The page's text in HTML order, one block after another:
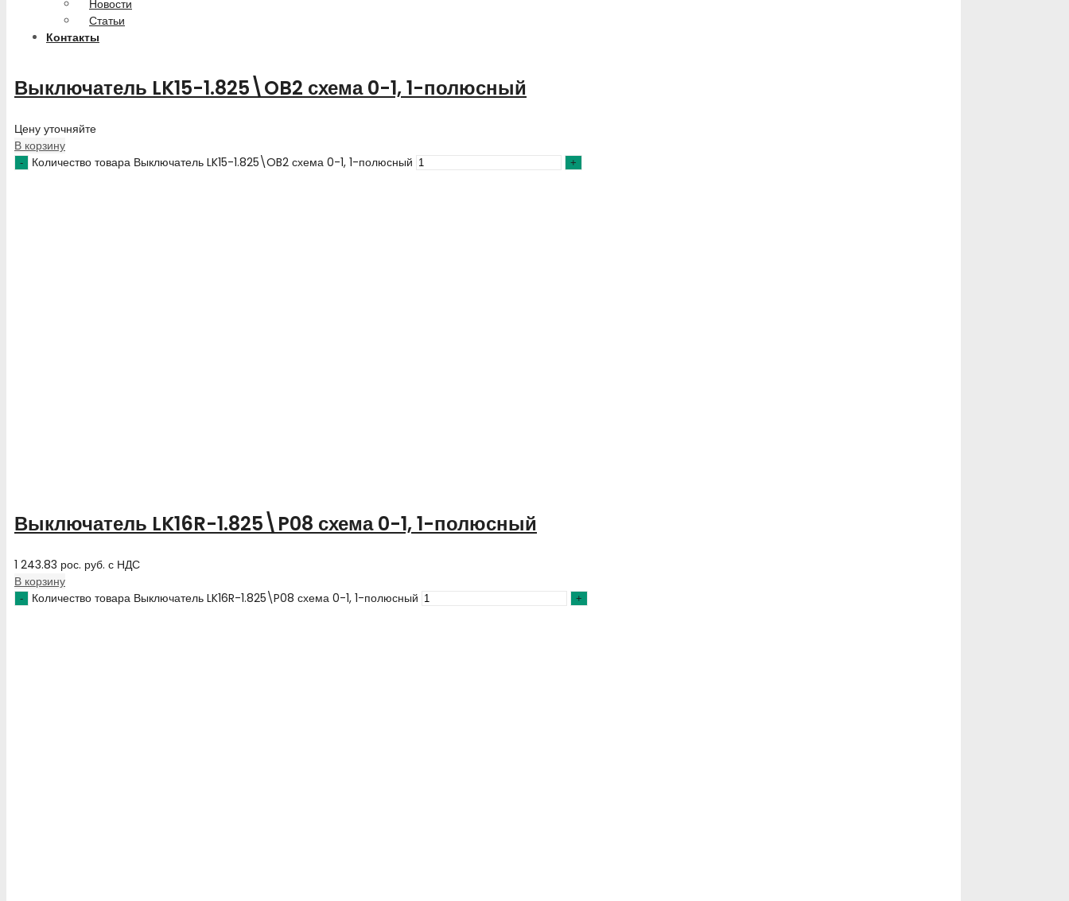
Новости
Статьи
Контакты
Выключатель LK15-1.825\OB2 схема 0-1, 1-полюсный
Цену уточняйте
В корзину
Количество товара Выключатель LK15-1.825\OB2 схема 0-1, 1-полюсный
Выключатель LK16R-1.825\P08 схема 0-1, 1-полюсный
1 243.83 рос. руб. с НДС
В корзину
Количество товара Выключатель LK16R-1.825\P08 схема 0-1, 1-полюсный